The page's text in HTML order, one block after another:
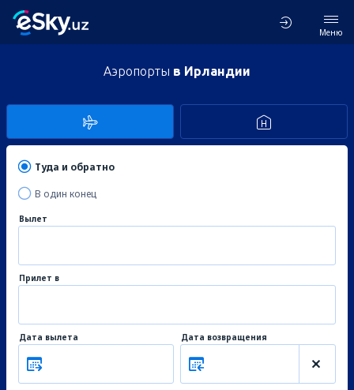
Меню
Аэропорты в Ирландии
Туда и обратно
В один конец
Вылет
Прилет в
Дата вылета Дата возвращения